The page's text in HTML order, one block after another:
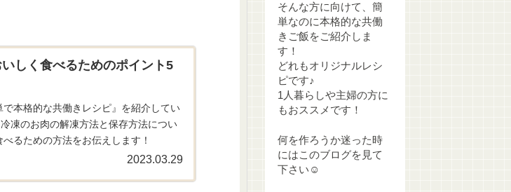
いしく食べるためのポイント5
本格的な共働きレシピ』を紹介してい
凍のお肉の解凍方法と保存方法につい
るための方法をお伝えします！
2023.03.29
そんな方に向けて、簡
単なのに本格的な共働
きご飯をご紹介しま
す！
どれもオリジナルレシ
ピです♪
1人暮らしや主婦の方に
もおススメです！
何を作ろうか迷った時
にはこのブログを見て
下さい☺